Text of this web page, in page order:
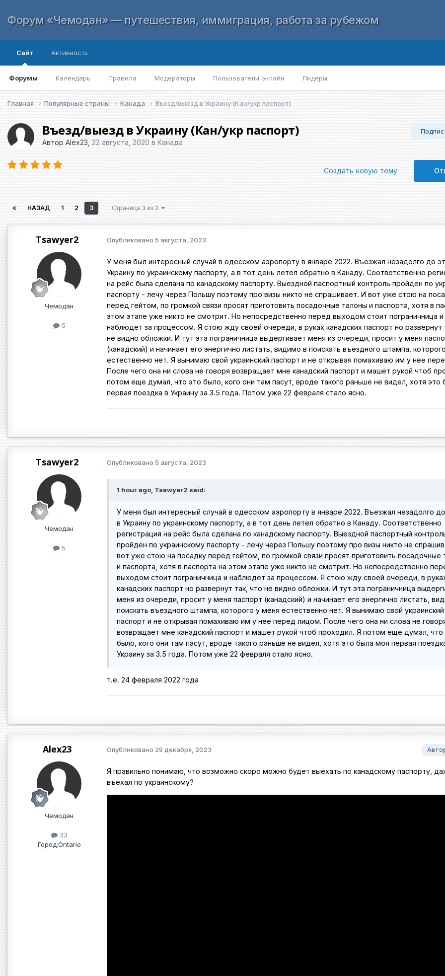
Форум «Чемодан» — путешествия, иммиграция, работа за рубежом
Сайт
Форумы Календарь Правила Модераторы Пользователи онлайн Лидеры
Активность
Главная Популярные страны Канада Въезд/выезд в Украину (Кан/укр паспорт)
Въезд/выезд в Украину (Кан/укр паспорт)
Автор Alex23 22 августа, 2020 в Канада
Создать новую тему
НАЗАД 1 2 3 Страница 3 из 3
Tsawyer2
Чемодан
5
Опубликовано 5 августа, 2023
У меня был интересный случай в одесском аэропорту в январе 2022. Въезжал незадолго до
Украину по украинскому паспорту, а в тот день летел обратно в Канаду. Соответственно
на рейс была сделана по канадскому паспорту. Выездной паспортный контроль пройден по
паспорту - лечу через Польшу поэтому про визы никто не спрашивает. И вот уже стою на
перед гейтом, по громкой связи просят приготовить посадочные талоны и паспорта, хотя в
этом этапе уже никто не смотрит. Но непосредственно перед выходом стоит пограничница и
наблюдет за процессом. Я стою жду своей очереди, в руках канадских паспорт но развернут
не видно обложки. И тут эта пограничница выдергивает меня из очереди, просит у меня
(канадский) и начинает его энергично листать, видимо в поискать въездного штампа,
естественно нет. Я вынимаю свой украинский паспорт и не открывая помахиваю им у нее
После чего она ни слова не говоря возвращает мне канадский паспорт и машет рукой чтоб
потом еще думал, что это было, кого они там пасут, вроде такого раньше не видел, хотя это
первая поездка в Украину за 3.5 года. Потом уже 22 февраля стало ясно.
Tsawyer2
Чемодан
5
Опубликовано 5 августа, 2023
1 hour ago, Tsawyer2 said:
У меня был интересный случай в одесском аэропорту в январе 2022. Въезжал незадолго
в Украину по украинскому паспорту, а в тот день летел обратно в Канаду. Соответственно
регистрация на рейс была сделана по канадскому паспорту. Выездной паспортный
пройден по украинскому паспорту - лечу через Польшу поэтому про визы никто не
вот уже стою на посадку перед гейтом, по громкой связи просят приготовить посадочные
и паспорта, хотя в паспорта на этом этапе уже никто не смотрит. Но непосредственно
выходом стоит пограничница и наблюдет за процессом. Я стою жду своей очереди, в
канадских паспорт но развернут так, что не видно обложки. И тут эта пограничница
меня из очереди, просит у меня паспорт (канадский) и начинает его энергично листать,
поискать въездного штампа, которого у меня естественно нет. Я вынимаю свой украинский
паспорт и не открывая помахиваю им у нее перед лицом. После чего она ни слова не
возвращает мне канадский паспорт и машет рукой чтоб проходил. Я потом еще думал, что
было, кого они там пасут, вроде такого раньше не видел, хотя это была моя первая
Украину за 3.5 года. Потом уже 22 февраля стало ясно.
т.е. 24 февраля 2022 года
Alex23
Чемодан
33
Город:Ontario
Опубликовано 29 декабря, 2023
Я правильно понимаю, что возможно скоро можно будет выехать по канадскому паспорту,
въехал по украинскому?